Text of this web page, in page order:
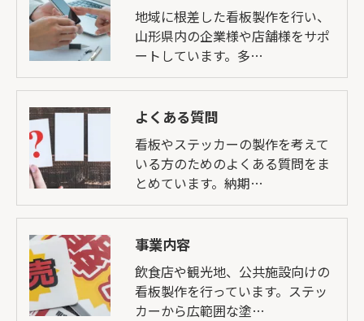
地域に根差した看板製作を行い、
山形県内の企業様や店舗様をサポ
ートしています。多…
よくある質問
看板やステッカーの製作を考えて
いる方のためのよくある質問をま
とめています。納期…
事業内容
飲食店や観光地、公共施設向けの
看板製作を行っています。ステッ
カーから広範囲な塗…